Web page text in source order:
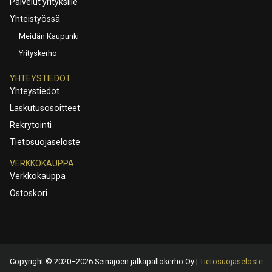
Yhteistyössä
Meidän Kaupunki
Yrityskerho
YHTEYSTIEDOT
Yhteystiedot
Laskutusosoitteet
Rekrytointi
Tietosuojaseloste
VERKKOKAUPPA
Verkkokauppa
Ostoskori
Copyright © 2020–2026 Seinäjoen jalkapallokerho Oy | Tietosuojaseloste